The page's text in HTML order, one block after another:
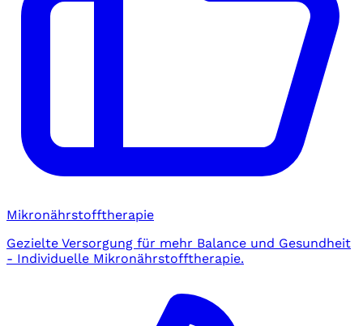
Mikronährstofftherapie
Gezielte Versorgung für mehr Balance und Gesundheit
- Individuelle Mikronährstofftherapie.